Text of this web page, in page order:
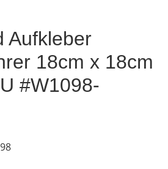
Aufkleber
18cm x 18cm
#W1098-